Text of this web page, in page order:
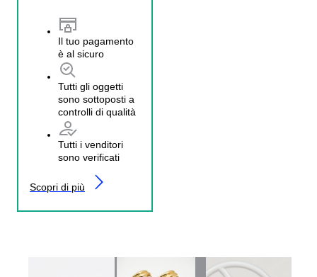
Il tuo pagamento
è al sicuro
Tutti gli oggetti
sono sottoposti a
controlli di qualità
Tutti i venditori
sono verificati
Scopri di più